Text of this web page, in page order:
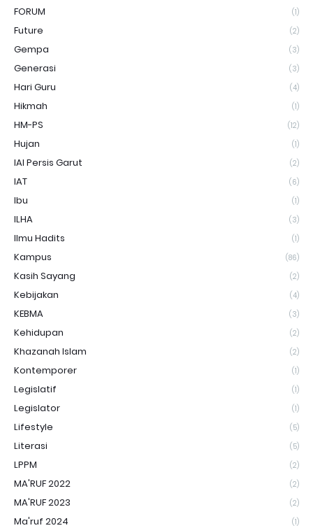
FORUM (1)
Future (2)
Gempa (3)
Generasi (3)
Hari Guru (4)
Hikmah (1)
HM-PS (12)
Hujan (1)
IAI Persis Garut (2)
IAT (6)
Ibu (1)
ILHA (3)
Ilmu Hadits (1)
Kampus (86)
Kasih Sayang (2)
Kebijakan (4)
KEBMA (3)
Kehidupan (2)
Khazanah Islam (2)
Kontemporer (1)
Legislatif (1)
Legislator (1)
Lifestyle (5)
Literasi (5)
LPPM (2)
MA'RUF 2022 (2)
MA'RUF 2023 (2)
Ma'ruf 2024 (1)